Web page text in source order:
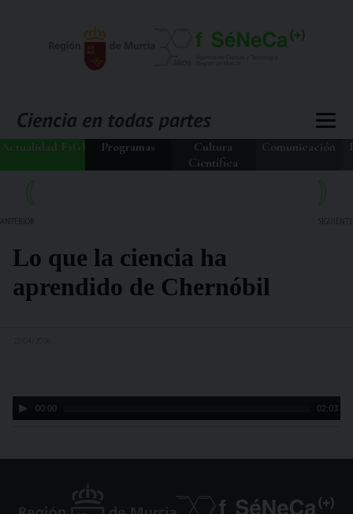
Actualidad Fs(+) Programas
Cultura
Científica
Comunicación
Lo que la ciencia ha
aprendido de Chernóbil
Audio
Player
00:00 02:03